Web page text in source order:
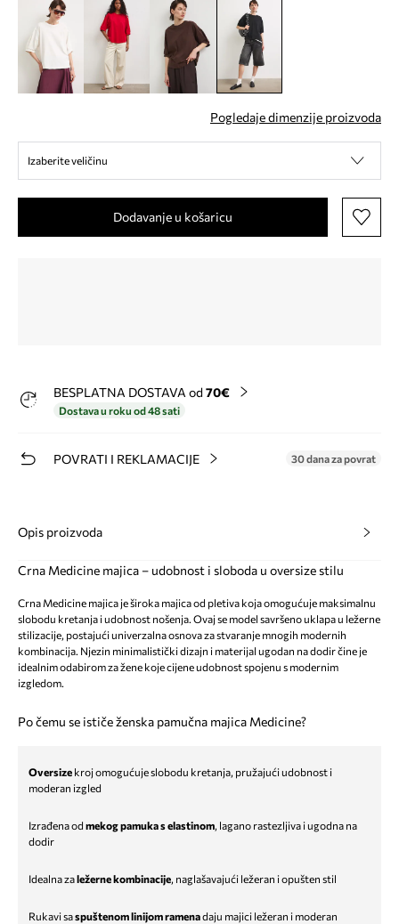
Pogledaje dimenzije proizvoda
Izaberite veličinu
Dodavanje u košaricu
BESPLATNA DOSTAVA od 70€
Dostava u roku od 48 sati
POVRATI I REKLAMACIJE 30 dana za povrat
Opis proizvoda
Crna Medicine majica – udobnost i sloboda u oversize stilu
Crna Medicine majica je široka majica od pletiva koja omogućuje maksimalnu
slobodu kretanja i udobnost nošenja. Ovaj se model savršeno uklapa u ležerne
stilizacije, postajući univerzalna osnova za stvaranje mnogih modernih
kombinacija. Njezin minimalistički dizajn i materijal ugodan na dodir čine je
idealnim odabirom za žene koje cijene udobnost spojenu s modernim
izgledom.
Po čemu se ističe ženska pamučna majica Medicine?
Oversize kroj omogućuje slobodu kretanja, pružajući udobnost i
moderan izgled
Izrađena od mekog pamuka s elastinom, lagano rastezljiva i ugodna na
dodir
Idealna zaležerne kombinacije, naglašavajući ležeran i opušten stil
Rukavi saspuštenom linijom ramenadaju majici ležeran i moderan